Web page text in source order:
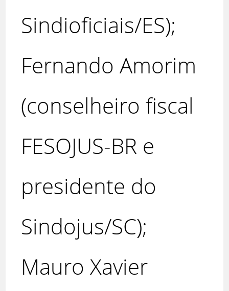
Sindioficiais/ES);
Fernando Amorim
(conselheiro fiscal
FESOJUS-BR e
presidente do
Sindojus/SC);
Mauro Xavier